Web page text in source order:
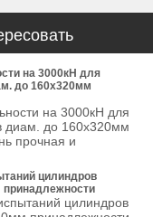
на 3000кН для
до 160х320мм
на 3000кН для
диам. до 160х320мм
прочная и
цилиндров
цилиндров